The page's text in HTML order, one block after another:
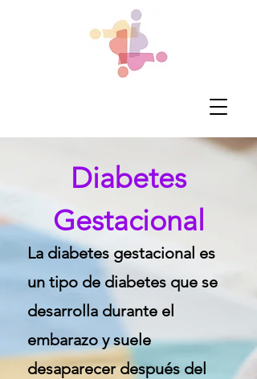
Diabetes
Gestacional
La diabetes gestacional es
un tipo de diabetes que se
desarrolla durante el
embarazo y suele
desaparecer después del